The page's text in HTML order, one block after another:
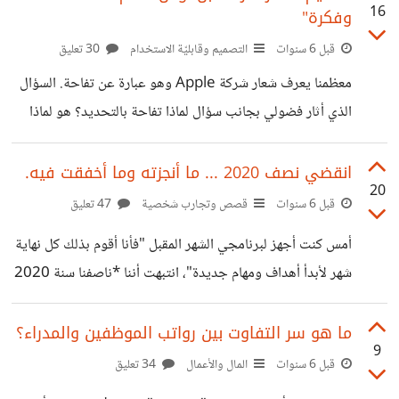
الاقتصادية التي تمر بها أي دولة "كونهم لا يملكون مدخرات
كإحتياط لمواجهة الظروف الاستثنائية، فالراتب الذي يتقاضونه
اليوم يشترون به أكل غدا"، فكرت فيما قد يحدث لهم إذا تعرضت
الدولة لأزمات كهذه أو لأزمات افلاس. في إحدى المحاضرات
16 وفكرة"
قبل 6 سنوات التصميم وقابليّة الاستخدام
معظمنا يعرف شعار شركة Apple وهو عبارة عن تفاحة. السؤال
الذي أثار فضولي بجانب سؤال لماذا تفاحة بالتحديد؟ هو لماذا
هذه التفاحة مقضومة؟ يقال أن ستيف جوبز "الرئيس السابق
لمجلس إدارة شركة آبل" كان يحب هذه الفاكهة كثيرا واختار
العلامة التجارية Apple نسبة لذلك، لكن إذا نظرنا لشعار الشركة
والصورة التالية توضح التغييرات التي طرأت على الشعار:
https://suar.me/0WZvr استوقفتني بعض القصص حول
أصل التفاحة المقضومة في تصميم شعار الشركة وجمعت بعض
20
انقضي نصف 2020 ... ما أنجزته وما أخفقت فيه.
قبل 6 سنوات قصص وتجارب شخصية
أمس كنت أجهز لبرنامجي الشهر المقبل "فأنا أقوم بذلك كل نهاية
شهر لأبدأ أهداف ومهام جديدة"، انتبهت أننا *ناصفنا سنة 2020
وبدأنا اليوم في النصف الثاني من السنة، هل تصدقون هذا؟*
وكما عودكم "الأعضاء القدامى" @Emadaboulfotoh على
مشاركاته الجميلة في هذه الأوقات من السنة ولسنين مضت ...
9
ما هو سر التفاوت بين رواتب الموظفين والمدراء؟
قبل 6 سنوات المال والأعمال